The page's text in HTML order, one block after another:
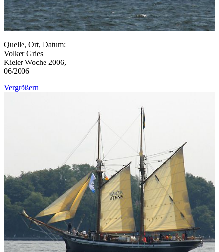
Quelle, Ort, Datum:
Volker Gries,
Kieler Woche 2006,
06/2006
Vergrößern